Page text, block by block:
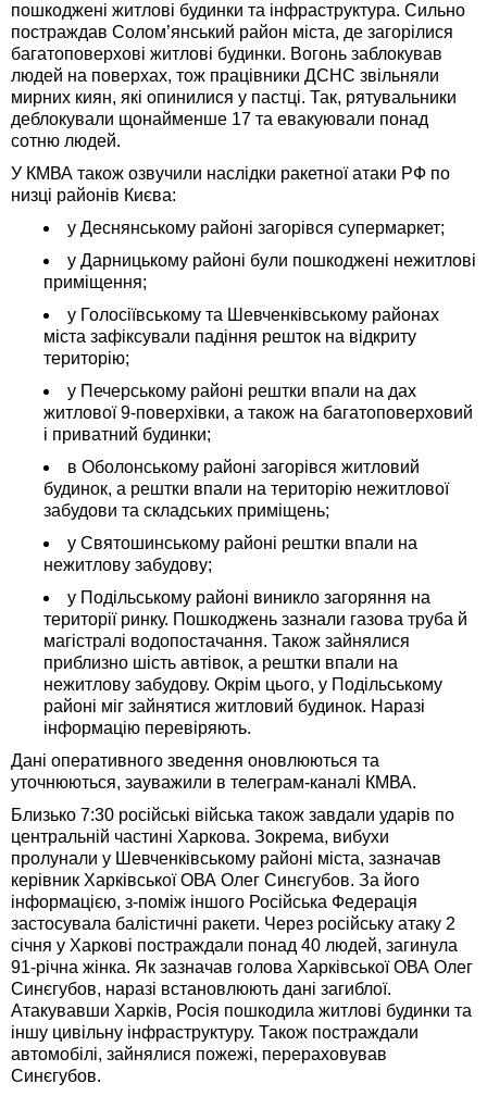
пошкоджені житлові будинки та інфраструктура. Сильно
постраждав Солом’янський район міста, де загорілися
багатоповерхові житлові будинки. Вогонь заблокував
людей на поверхах, тож працівники ДСНС звільняли
мирних киян, які опинилися у пастці. Так, рятувальники
деблокували щонайменше 17 та евакуювали понад
сотню людей.
У КМВА також озвучили наслідки ракетної атаки РФ по
низці районів Києва:
у Деснянському районі загорівся супермаркет;
у Дарницькому районі були пошкоджені нежитлові
приміщення;
у Голосіївському та Шевченківському районах
міста зафіксували падіння решток на відкриту
територію;
у Печерському районі рештки впали на дах
житлової 9-поверхівки, а також на багатоповерховий
і приватний будинки;
в Оболонському районі загорівся житловий
будинок, а рештки впали на територію нежитлової
забудови та складських приміщень;
у Святошинському районі рештки впали на
нежитлову забудову;
у Подільському районі виникло загоряння на
території ринку. Пошкоджень зазнали газова труба й
магістралі водопостачання. Також зайнялися
приблизно шість автівок, а рештки впали на
нежитлову забудову. Окрім цього, у Подільському
районі міг зайнятися житловий будинок. Наразі
інформацію перевіряють.
Дані оперативного зведення оновлюються та
уточнюються, зауважили в телеграм-каналі КМВА.
Близько 7:30 російські війська також завдали ударів по
центральній частині Харкова. Зокрема, вибухи
пролунали у Шевченківському районі міста, зазначав
керівник Харківської ОВА Олег Синєгубов. За його
інформацією, з-поміж іншого Російська Федерація
застосувала балістичні ракети. Через російську атаку 2
січня у Харкові постраждали понад 40 людей, загинула
91-річна жінка. Як зазначав голова Харківської ОВА Олег
Синєгубов, наразі встановлюють дані загиблої.
Атакувавши Харків, Росія пошкодила житлові будинки та
іншу цивільну інфраструктуру. Також постраждали
автомобілі, зайнялися пожежі, перераховував
Синєгубов.